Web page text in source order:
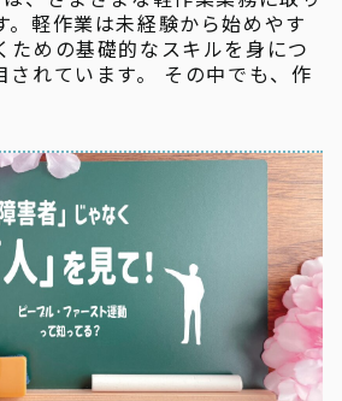
。軽作業は未経験から始めやす
ための基礎的なスキルを身につ
されています。 その中でも、作
新着情報